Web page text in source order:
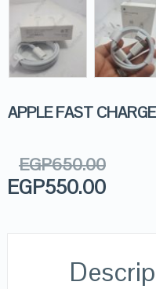
APPLE FAST
EGP650.00
EGP550.00